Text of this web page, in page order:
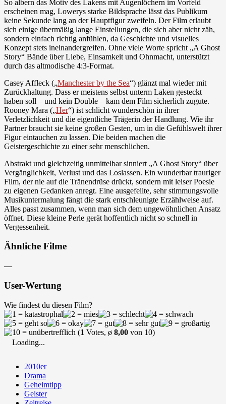
So albern das Motiv des Lakens mit Augenlöchern im Vorfeld
erscheinen mag, Lowerys starke Bildsprache lässt das Publikum
keine Sekunde lang an der Hauptfigur zweifeln. Der Film erlaubt
sich einige übermäßig lange Einstellungen, die sich aber nicht zäh,
sondern einfach richtig anfühlen, da Geschichte und visuelles
Konzept stets ineinandergreifen. Ohne viele Worte spricht „A Ghost
Story“ Bände über Liebe, Einsamkeit und Ohnmacht, unterstützt
durch das altmodische 4:3-Format.
Casey Affleck („Manchester by the Sea“) glänzt mal wieder mit
Zurückhaltung. Dass er meistens selbst unterm Laken gesteckt
haben soll – und kein Double – kam dem Film sicherlich zugute.
Rooney Mara („Her“) ist schlicht wunderschön in ihrer
Verletzlichkeit und die eigentliche Trägerin der Handlung. Wie ihr
Partner braucht sie keine großen Gesten, um in die Gefühlswelt ihrer
Figur eintauchen zu lassen. Die beiden machen die
Geistergeschichte zu einer sehr menschlichen.
Abstrakt und gleichzeitig unmittelbar sinniert „A Ghost Story“ über
Vergänglichkeit, Verlust und das Loslassen. Ein wunderbar trauriger
Film, der nie auf die Tränendrüse drückt, sondern mit leiser Poesie
zu eigenen Gedanken anregt. Eine ausgefeilte, sehr stimmungsvolle
Musikuntermalung fängt die stark entschleunigte Erzählweise auf.
Alles passt zusammen, wenn man sich dem ungewöhnlichen Ansatz
öffnet. Diese kleine Perle gerät hoffentlich nicht so schnell in
Vergessenheit.
Ähnliche Filme
—
User-Wertung
Wie findest du diesen Film?
(1 Votes, ø 8,00 von 10)
Loading...
2010er
Drama
Geheimtipp
Geister